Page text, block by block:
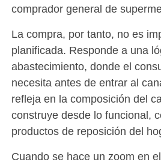
comprador general de
La compra, por tanto, no es
planificada. Responde a una
abastecimiento, donde el
necesita antes de entrar al
refleja en la composición del
construye desde lo funcional,
productos de reposición del
Cuando se hace un zoom en